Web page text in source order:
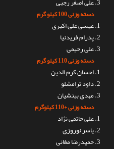
دسته وزنی 100 کیلو گرم
عیسی علی اکبری
پدرام فریدنیا
علی رحیمی
دسته وزنی 110 کیلو گرم
احسان کرم الدین
داود ترامشلو
مهدی بینشیان
دسته وزنی +110 کیلوگرم
علی حاتمی نژاد
یاسر نوروزی
حمیدرضا مغانی